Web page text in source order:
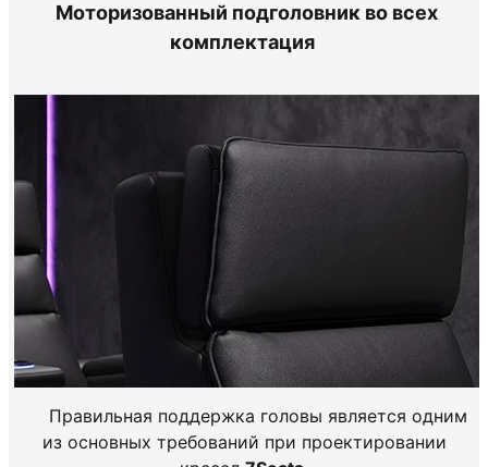
Моторизованный подголовник во всех
комплектация
Правильная поддержка головы является одним
из основных требований при проектировании